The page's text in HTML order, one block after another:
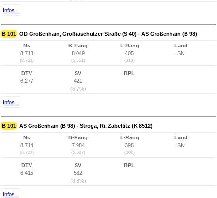
Infos...
B 101 OD Großenhain, Großraschützer Straße (S 40) - AS Großenhain (B 98)
Nr.
8.713
(8.722)
B-Rang
8.049
(5.651)
L-Rang
405
(313)
Land
SN
DTV
6.277
SV
421
(6,7%)
BPL
Infos...
B 101 AS Großenhain (B 98) - Stroga, Ri. Zabeltitz (K 8512)
Nr.
8.714
(8.723)
B-Rang
7.984
(5.587)
L-Rang
398
(306)
Land
SN
DTV
6.415
SV
532
(8,3%)
BPL
Infos...